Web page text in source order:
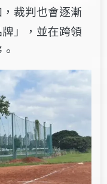
裁判也會逐漸
」，並在跨領